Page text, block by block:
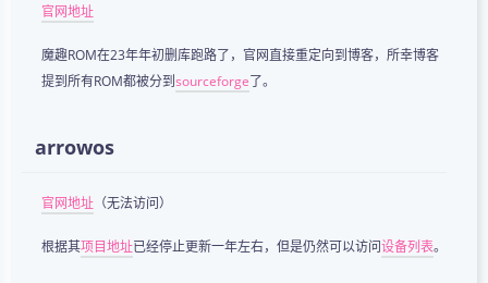
官网地址
魔趣ROM在23年年初删库跑路了，官网直接重定向到博客，所幸博客
提到所有ROM都被分到sourceforge了。
arrowos
官网地址 （无法访问）
根据其项目地址已经停止更新一年左右，但是仍然可以访问设备列表。